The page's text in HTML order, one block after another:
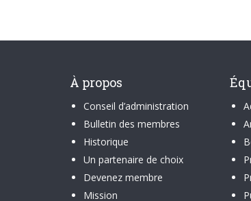
À propos
Conseil d’administration
Bulletin des membres
Historique
Un partenaire de choix
Devenez membre
Mission